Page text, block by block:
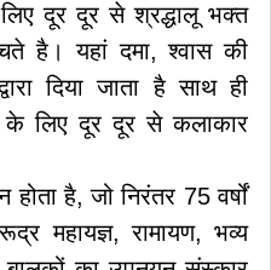
दूर दूर से श्रद्धालू भक्त
है। यहां दमा, श्वास की
दिया जाता है साथ ही
के लिए दूर दूर से कलाकार
है, जो निरंतर 75 वर्षों
महायज्ञ, रामायण, भव्य